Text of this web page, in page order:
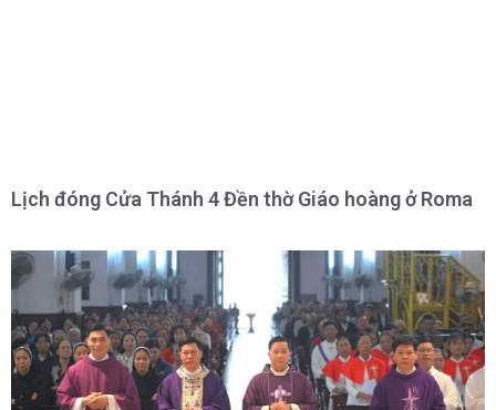
Lịch đóng Cửa Thánh 4 Đền thờ Giáo hoàng ở Roma